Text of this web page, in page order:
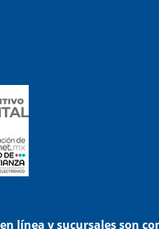
línea y sucursales son